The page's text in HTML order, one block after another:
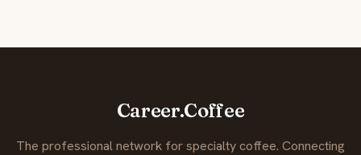
Career.Coffee
The professional network for specialty coffee. Connecting